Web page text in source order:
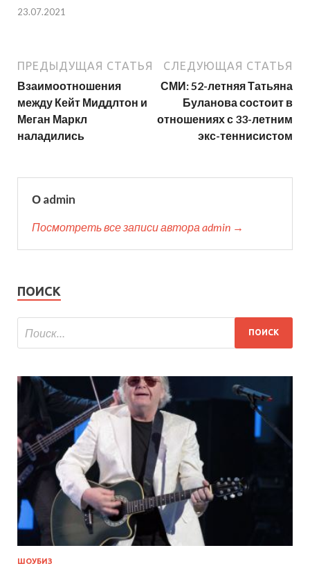
23.07.2021
ПРЕДЫДУЩАЯ СТАТЬЯ
Взаимоотношения
между Кейт Миддлтон и
Меган Маркл
наладились
СЛЕДУЮЩАЯ СТАТЬЯ
СМИ: 52-летняя Татьяна
Буланова состоит в
отношениях с 33-летним
экс-теннисистом
О admin
Посмотреть все записи автора admin →
ПОИСК
ШОУБИЗ